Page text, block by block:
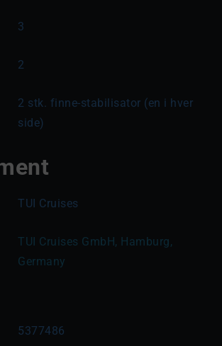
3
2
2 stk. finne-stabilisator (en i hver
side)
TUI Cruises
TUI Cruises GmbH, Hamburg,
Germany
5377486